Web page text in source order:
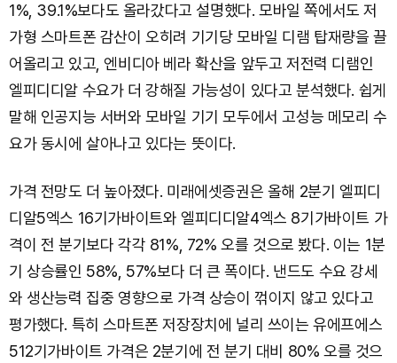
1%, 39.1%보다도 올라갔다고 설명했다. 모바일 쪽에서도 저
가형 스마트폰 감산이 오히려 기기당 모바일 디램 탑재량을 끌
어올리고 있고, 엔비디아 베라 확산을 앞두고 저전력 디램인
엘피디디알 수요가 더 강해질 가능성이 있다고 분석했다. 쉽게
말해 인공지능 서버와 모바일 기기 모두에서 고성능 메모리 수
요가 동시에 살아나고 있다는 뜻이다.
가격 전망도 더 높아졌다. 미래에셋증권은 올해 2분기 엘피디
디알5엑스 16기가바이트와 엘피디디알4엑스 8기가바이트 가
격이 전 분기보다 각각 81%, 72% 오를 것으로 봤다. 이는 1분
기 상승률인 58%, 57%보다 더 큰 폭이다. 낸드도 수요 강세
와 생산능력 집중 영향으로 가격 상승이 꺾이지 않고 있다고
평가했다. 특히 스마트폰 저장장치에 널리 쓰이는 유에프에스
512기가바이트 가격은 2분기에 전 분기 대비 80% 오를 것으